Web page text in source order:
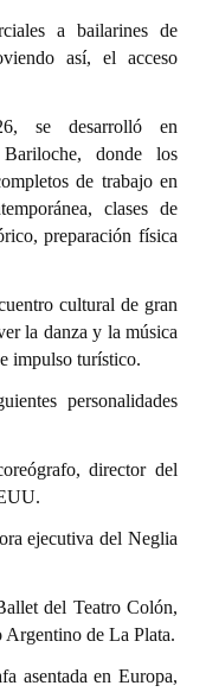
a bailarines de
así, el acceso
se desarrolló en
donde los
de trabajo en
clases de
preparación física
cultural de gran
la danza y la música
impulso turístico.
personalidades
director del
ejecutiva del Neglia
del Teatro Colón,
Argentino de La Plata.
asentada en Europa,